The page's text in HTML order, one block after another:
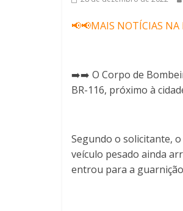
📢📢MAIS NOTÍCIAS NA
➡️➡️ O Corpo de
BR-116, próximo à
Segundo o solicitante,
veículo pesado ainda
entrou para a